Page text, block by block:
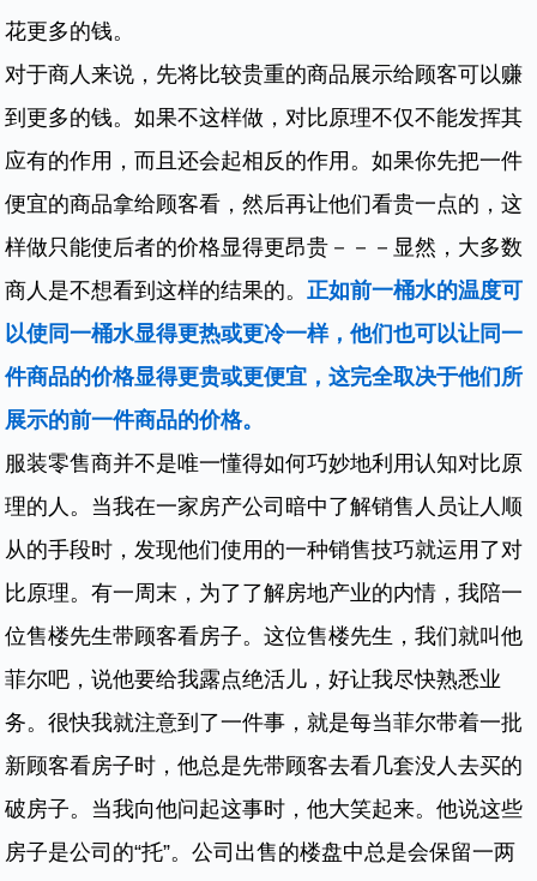
花更多的钱。
对于商人来说，先将比较贵重的商品展示给顾客可以赚
到更多的钱。如果不这样做，对比原理不仅不能发挥其
应有的作用，而且还会起相反的作用。如果你先把一件
便宜的商品拿给顾客看，然后再让他们看贵一点的，这
样做只能使后者的价格显得更昂贵－－－显然，大多数
商人是不想看到这样的结果的。 正如前一桶水的温度可
以使同一桶水显得更热或更冷一样，他们也可以让同一
件商品的价格显得更贵或更便宜，这完全取决于他们所
展示的前一件商品的价格。
服装零售商并不是唯一懂得如何巧妙地利用认知对比原
理的人。当我在一家房产公司暗中了解销售人员让人顺
从的手段时，发现他们使用的一种销售技巧就运用了对
比原理。有一周末，为了了解房地产业的内情，我陪一
位售楼先生带顾客看房子。这位售楼先生，我们就叫他
菲尔吧，说他要给我露点绝活儿，好让我尽快熟悉业
务。很快我就注意到了一件事，就是每当菲尔带着一批
新顾客看房子时，他总是先带顾客去看几套没人去买的
破房子。当我向他问起这事时，他大笑起来。他说这些
房子是公司的“托”。公司出售的楼盘中总是会保留一两